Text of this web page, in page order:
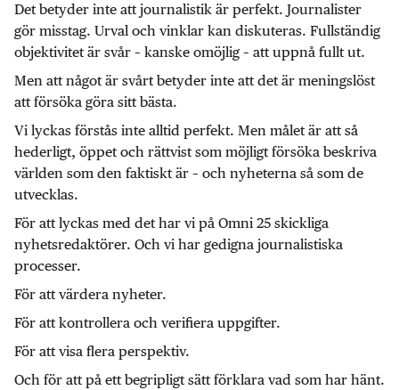
Det betyder inte att journalistik är perfekt. Journalister
gör misstag. Urval och vinklar kan diskuteras. Fullständig
objektivitet är svår – kanske omöjlig – att uppnå fullt ut.
Men att något är svårt betyder inte att det är meningslöst
att försöka göra sitt bästa.
Vi lyckas förstås inte alltid perfekt. Men målet är att så
hederligt, öppet och rättvist som möjligt försöka beskriva
världen som den faktiskt är – och nyheterna så som de
utvecklas.
För att lyckas med det har vi på Omni 25 skickliga
nyhetsredaktörer. Och vi har gedigna journalistiska
processer.
För att värdera nyheter.
För att kontrollera och verifiera uppgifter.
För att visa flera perspektiv.
Och för att på ett begripligt sätt förklara vad som har hänt.